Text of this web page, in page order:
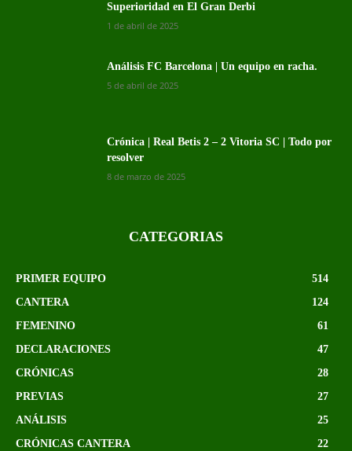
Superioridad en El Gran Derbi
1 de abril de 2025
Análisis FC Barcelona | Un equipo en racha.
5 de abril de 2025
Crónica | Real Betis 2 – 2 Vitoria SC | Todo por
resolver
8 de marzo de 2025
CATEGORIAS
PRIMER EQUIPO
514
CANTERA
124
FEMENINO
61
DECLARACIONES
47
CRÓNICAS
28
PREVIAS
27
ANÁLISIS
25
CRÓNICAS CANTERA
22